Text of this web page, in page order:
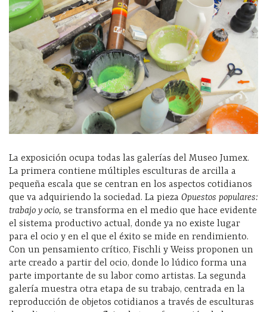
La exposición ocupa todas las galerías del Museo Jumex.
La primera contiene múltiples esculturas de arcilla a
pequeña escala que se centran en los aspectos cotidianos
que va adquiriendo la sociedad. La pieza Opuestos populares:
trabajo y ocio, se transforma en el medio que hace evidente
el sistema productivo actual, donde ya no existe lugar
para el ocio y en el que el éxito se mide en rendimiento.
Con un pensamiento crítico, Fischli y Weiss proponen un
arte creado a partir del ocio, donde lo lúdico forma una
parte importante de su labor como artistas. La segunda
galería muestra otra etapa de su trabajo, centrada en la
reproducción de objetos cotidianos a través de esculturas